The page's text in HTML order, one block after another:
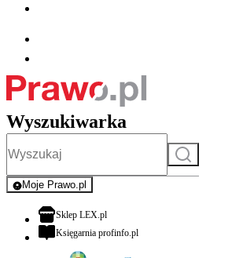
Wyszukiwarka
Szukaj
Moje Prawo.pl
- rejestracja i logowanie do serwisu
Sklep LEX.plotwiera się w nowej karcie
Księgarnia profinfo.plotwiera się w nowej karcie